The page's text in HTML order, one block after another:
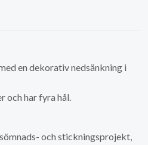
en dekorativ nedsänkning i
och har fyra hål.
och stickningsprojekt,